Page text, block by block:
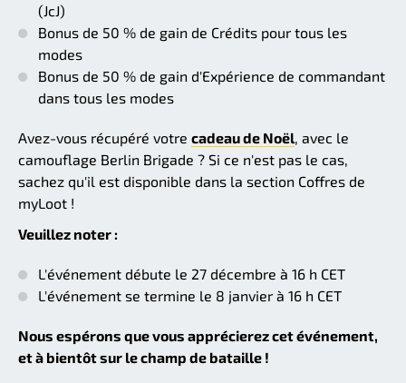
(JcJ)
Bonus de 50 % de gain de Crédits pour tous les
modes
Bonus de 50 % de gain d'Expérience de commandant
dans tous les modes
Avez-vous récupéré votre cadeau de Noël, avec le
camouflage Berlin Brigade ? Si ce n'est pas le cas,
sachez qu'il est disponible dans la section Coffres de
myLoot !
Veuillez noter :
L'événement débute le 27 décembre à 16 h CET
L'événement se termine le 8 janvier à 16 h CET
Nous espérons que vous apprécierez cet événement,
et à bientôt sur le champ de bataille !